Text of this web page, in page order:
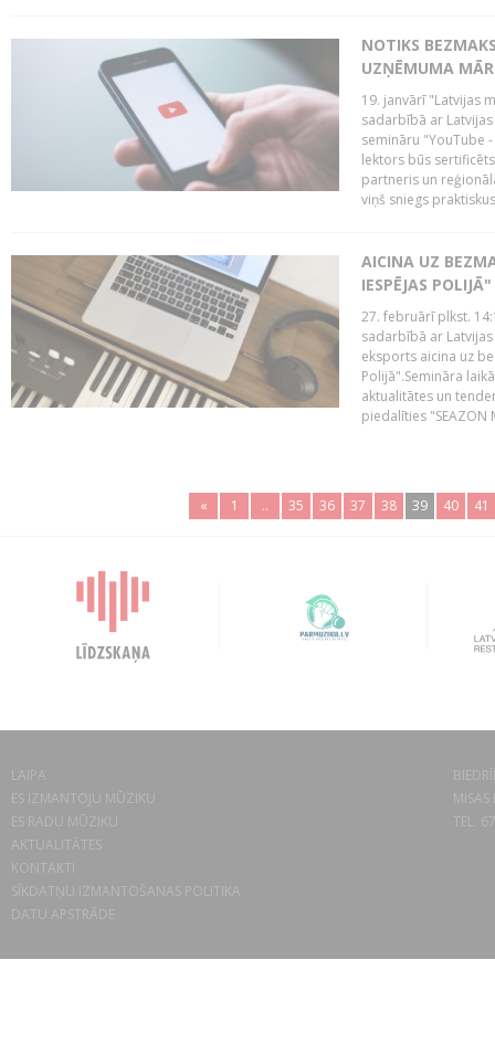
NOTIKS
UZŅĒMUMA
19. janvārī "Latvijas
sadarbībā ar
semināru "YouTube
lektors būs
partneris un
viņš sniegs
AICINA UZ
IESPĒJAS POLIJĀ"
27. februārī plkst.
sadarbībā ar
eksports aicina uz
Polijā".Semināra
aktualitātes un
piedalīties "SEAZON
« 1 .. 35 36 37 38 39 40 41
LAIPA
ES IZMANTOJU MŪZIKU
ES RADU MŪZIKU
AKTUALITĀTES
KONTAKTI
SĪKDATŅU IZMANTOŠANAS POLITIKA
DATU APSTRĀDE
TEL.